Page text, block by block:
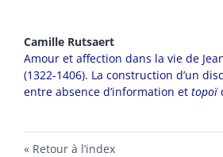
Camille Rutsaert
Amour et affection dans la vie de
(1322-1406). La construction d’un
entre absence d’information et topoï
Retour à l’index